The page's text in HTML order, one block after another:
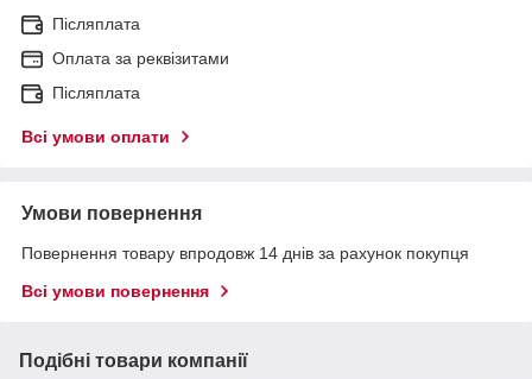
Післяплата
Оплата за реквізитами
Післяплата
Всі умови оплати
Умови повернення
Повернення товару впродовж 14 днів за рахунок покупця
Всі умови повернення
Подібні товари компанії